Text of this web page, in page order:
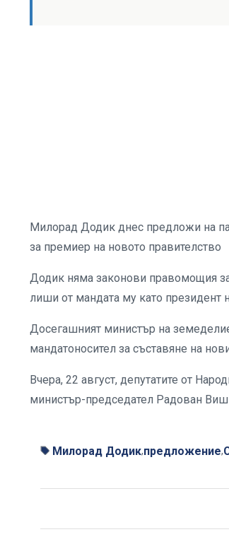
Милорад Додик днес предложи на
за премиер на новото правителство
Додик няма законови правомощия
лиши от мандата му като президент
Досегашният министър на
мандатоносител за съставяне на
Вчера, 22 август, депутатите от
министър-председател Радован
Милорад Додик,предложение,